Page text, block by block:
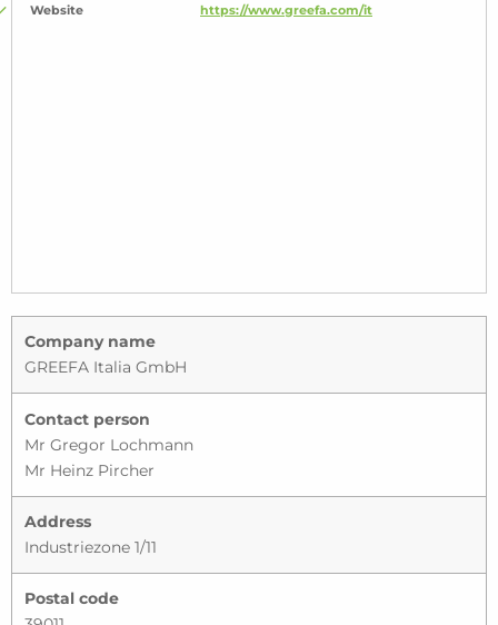
Website
https://www.greefa.com/it
Company name
GREEFA Italia GmbH
Contact person
Mr Gregor Lochmann
Mr Heinz Pircher
Address
Industriezone 1/11
Postal code